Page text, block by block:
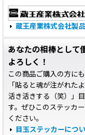
蔵王産業株式会社製
あなたの相棒として
よろしく！
この商品ご購入の方にも
「貼ると魂が注がれた
活き活きする（笑）」
す。ぜひこのステッカ
ください。
目玉ステッカーにつ